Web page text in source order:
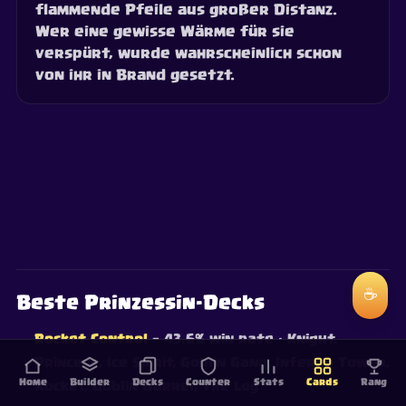
flammende Pfeile aus großer Distanz.
Wer eine gewisse Wärme für sie
verspürt, wurde wahrscheinlich schon
von ihr in Brand gesetzt.
Home Builder Decks Counter Stats Cards Rang
Beste Prinzessin-Decks
Rocket Control— 43.6% win rate· Knight,
Princess, Ice Spirit, Goblin Gang, Inferno Tower,
Rocket, Goblin Barrel, The Log
☕